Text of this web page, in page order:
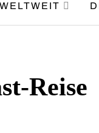
WELTWEIT
Reise